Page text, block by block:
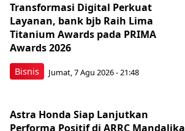
Bisnis
Transformasi Digital Perkuat
Layanan, bank bjb Raih Lima
Titanium Awards pada PRIMA
Awards 2026
Jumat, 7 Agu 2026 - 21:48
Astra Honda Siap Lanjutkan
Performa Positif di ARRC Mandalika